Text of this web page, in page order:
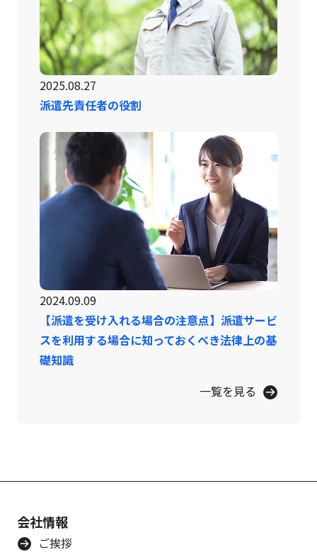
2025.08.27
派遣先責任者の役割
2024.09.09
【派遣を受け入れる場合の注意点】派遣サービ
スを利用する場合に知っておくべき法律上の基
礎知識
一覧を見る
会社情報
ご挨拶